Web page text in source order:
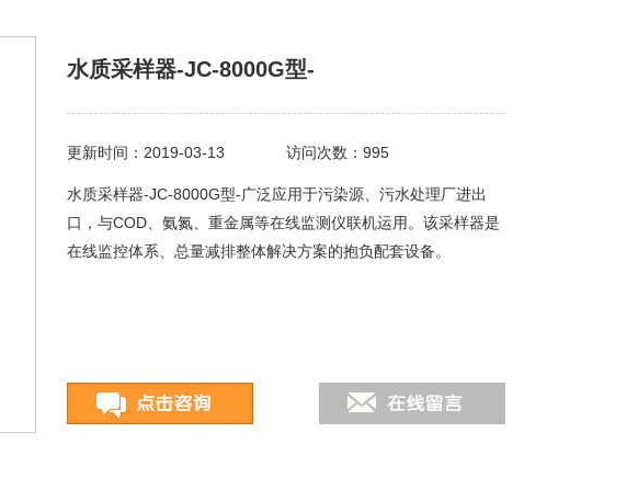
水质采样器-JC-8000G型-
更新时间：2019-03-13 访问次数：995
水质采样器-JC-8000G型-广泛应用于污染源、污水处理厂进出
口，与COD、氨氮、重金属等在线监测仪联机运用。该采样器是
在线监控体系、总量减排整体解决方案的抱负配套设备。